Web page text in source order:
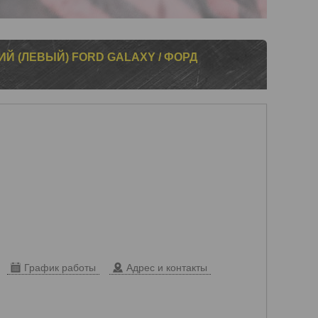
(ЛЕВЫЙ) FORD GALAXY / ФОРД
График работы Адрес и контакты